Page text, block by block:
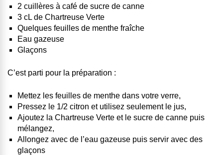
2 cuillères à café de sucre de canne
3 cL de Chartreuse Verte
Quelques feuilles de menthe fraîche
Eau gazeuse
Glaçons
C’est parti pour la préparation :
Mettez les feuilles de menthe dans votre verre,
Pressez le 1/2 citron et utilisez seulement le jus,
Ajoutez la Chartreuse Verte et le sucre de canne puis
mélangez,
Allongez avec de l’eau gazeuse puis servir avec des
glaçons